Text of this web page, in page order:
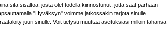
sitä sisältöä, josta olet todella kiinnostunut, jotta saat parhaan
"Hyväksyn" voimme jatkossakin tarjota sinulle
juuri sinulle. Voit tietysti muuttaa asetuksiasi milloin tahansa.